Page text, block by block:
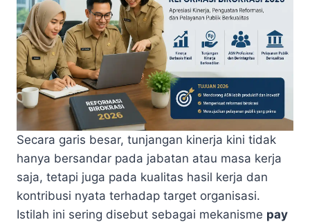
Secara garis besar, tunjangan kinerja kini tidak
hanya bersandar pada jabatan atau masa kerja
saja, tetapi juga pada kualitas hasil kerja dan
kontribusi nyata terhadap target organisasi.
Istilah ini sering disebut sebagai mekanisme pay